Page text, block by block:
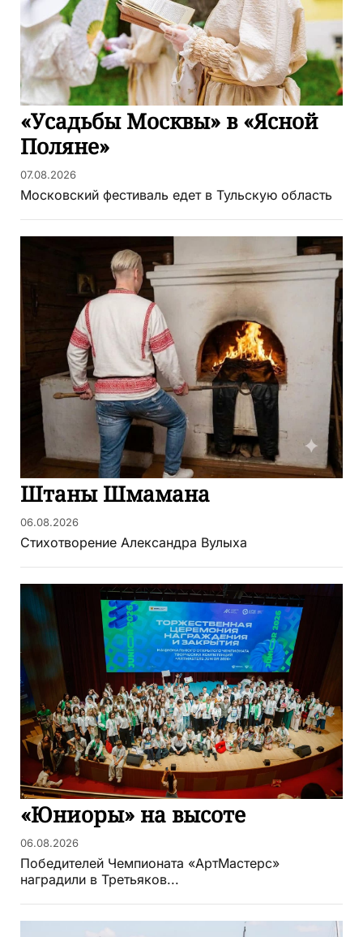
«Усадьбы Москвы» в «Ясной
Поляне»
07.08.2026
Московский фестиваль едет в Тульскую область
Штаны Шмамана
06.08.2026
Стихотворение Александра Вулыха
«Юниоры» на высоте
06.08.2026
Победителей Чемпионата «АртМастерс»
наградили в Третьяков...